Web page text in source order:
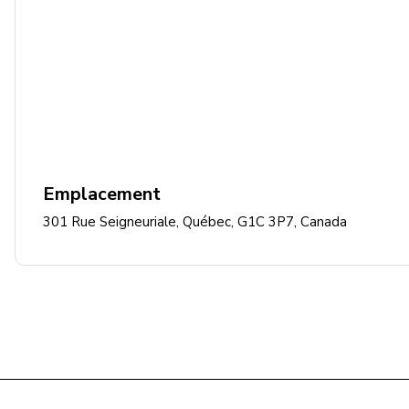
Emplacement
301 Rue Seigneuriale, Québec, G1C 3P7, Canada